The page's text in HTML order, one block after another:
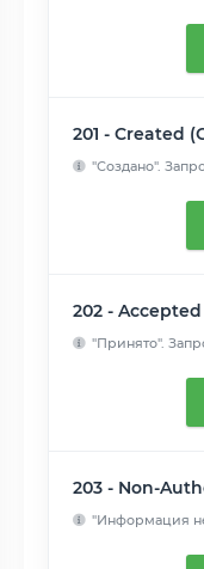
201 - Created
"Создано".
202 -
"Принято".
"Информация не